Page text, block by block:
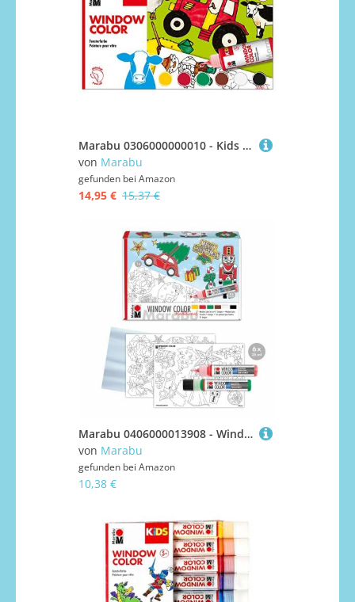
Marabu 0306000000010 - Kids Window Color Farmer mit 6 x 80 ml Farbe, Malvorlage A3 mit 25 Motiven und Folie A4, Fenstermalfarbe auf Wasserbasis, geeignet für Glas, Spiegel, Fliesen und Folie
von Marabu
gefunden bei Amazon
14,95 € 15,37 €
Marabu 0406000013908 - Window Color fun & fancy "XMAS Traditional" Fensterfarbe auf Wasserbasis, 6 Stifte mit je 25 ml Farbe, Malvorlage A3 und Malfolie A4
von Marabu
gefunden bei Amazon
10,38 €